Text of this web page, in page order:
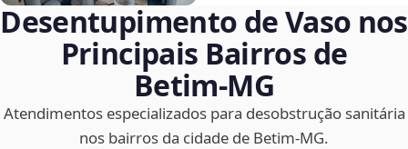
Desentupimento de Vaso nos
Principais Bairros de
Betim‑MG
Atendimentos especializados para desobstrução sanitária
nos bairros da cidade de Betim‑MG.